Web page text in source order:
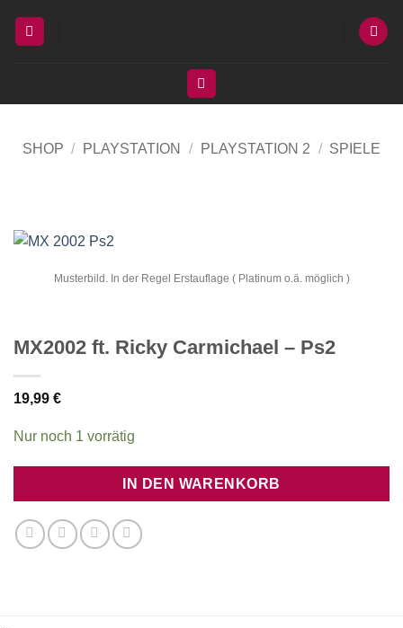
Inhalt
SHOP / PLAYSTATION / PLAYSTATION 2 / SPIELE
Musterbild. In der Regel Erstauflage ( Platinum o.ä. möglich )
MX2002 ft. Ricky Carmichael – Ps2
19,99 €
Nur noch 1 vorrätig
IN DEN WARENKORB